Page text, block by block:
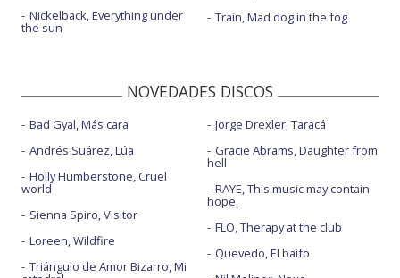
Nickelback, Everything under
the sun
Train, Mad dog in the fog
NOVEDADES DISCOS
Bad Gyal, Más cara
Andrés Suárez, Lúa
Holly Humberstone, Cruel
world
Sienna Spiro, Visitor
Loreen, Wildfire
Triángulo de Amor Bizarro, Mi
Jorge Drexler, Taracá
Gracie Abrams, Daughter from
hell
RAYE, This music may contain
hope.
FLO, Therapy at the club
Quevedo, El baifo